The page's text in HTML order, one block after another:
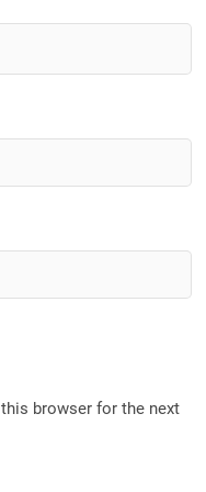
browser for the next